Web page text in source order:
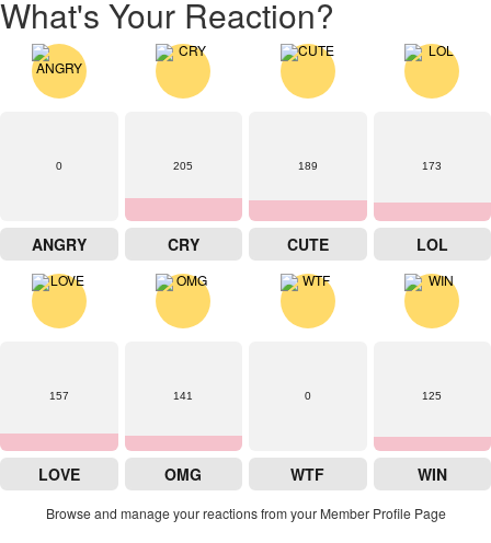
What's Your Reaction?
0
ANGRY
205
CRY
189
CUTE
173
LOL
157
LOVE
141
OMG
0
WTF
125
WIN
Browse and manage your reactions from your Member Profile Page